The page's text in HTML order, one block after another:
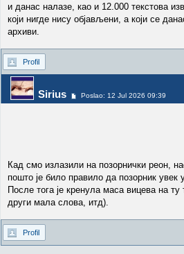
и данас налазе, као и 12.000 текстова
који нигде нису објављени, а који се
архиви.
Profil
Sirius Poslao: 12 Jul 2026 09:39
Кад смо излазили на позорнички реон,
пошто је било правило да позорник увек
После тога је кренула маса вицева на
други мала слова, итд).
Profil